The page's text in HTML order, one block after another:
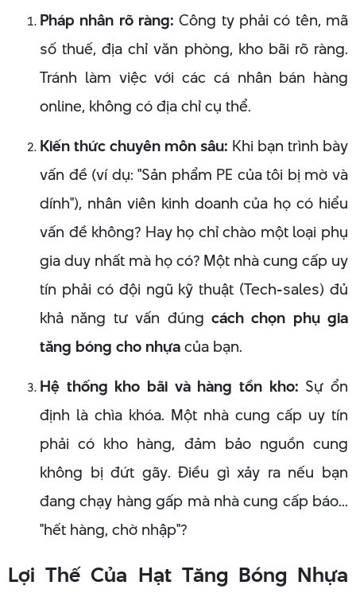
Pháp nhân rõ ràng: Công ty phải có tên, mã
số thuế, địa chỉ văn phòng, kho bãi rõ ràng.
Tránh làm việc với các cá nhân bán hàng
online, không có địa chỉ cụ thể.
Kiến thức chuyên môn sâu: Khi bạn trình bày
vấn đề (ví dụ: "Sản phẩm PE của tôi bị mờ và
dính"), nhân viên kinh doanh của họ có hiểu
vấn đề không? Hay họ chỉ chào một loại phụ
gia duy nhất mà họ có? Một nhà cung cấp uy
tín phải có đội ngũ kỹ thuật (Tech-sales) đủ
khả năng tư vấn đúng cách chọn phụ gia
tăng bóng cho nhựacủa bạn.
Hệ thống kho bãi và hàng tồn kho: Sự ổn
định là chìa khóa. Một nhà cung cấp uy tín
phải có kho hàng, đảm bảo nguồn cung
không bị đứt gãy. Điều gì xảy ra nếu bạn
đang chạy hàng gấp mà nhà cung cấp báo...
"hết hàng, chờ nhập"?
Lợi Thế Của Hạt Tăng Bóng Nhựa